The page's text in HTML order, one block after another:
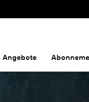
Angebote